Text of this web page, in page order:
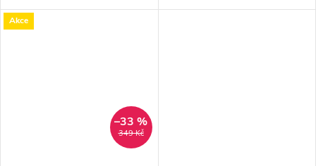
měřítku 1:35 od firmy Miniart.
Tato stavebnice je ideálním
Tato stavebnice od
Akce
349 Kč
–33 %